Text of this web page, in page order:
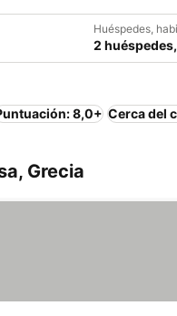
Huéspedes,
2
8,0+ Cerca del
Grecia